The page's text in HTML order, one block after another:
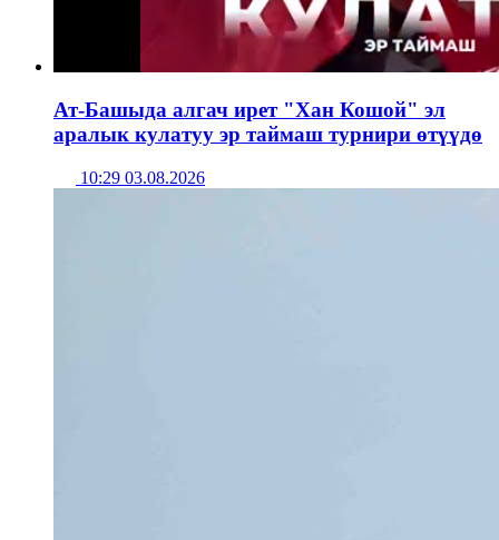
Ат-Башыда алгач ирет "Хан Кошой" эл
аралык кулатуу эр таймаш турнири өтүүдө
10:29 03.08.2026